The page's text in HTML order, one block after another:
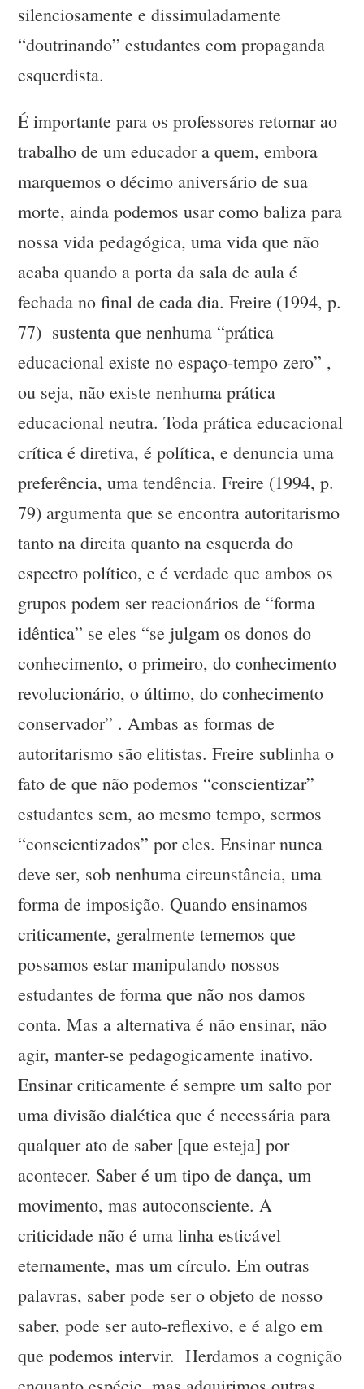
silenciosamente e dissimuladamente
“doutrinando” estudantes com propaganda
esquerdista.
É importante para os professores retornar ao
trabalho de um educador a quem, embora
marquemos o décimo aniversário de sua
morte, ainda podemos usar como baliza para
nossa vida pedagógica, uma vida que não
acaba quando a porta da sala de aula é
fechada no final de cada dia. Freire (1994, p.
77) sustenta que nenhuma “prática
educacional existe no espaço-tempo zero” ,
ou seja, não existe nenhuma prática
educacional neutra. Toda prática educacional
crítica é diretiva, é política, e denuncia uma
preferência, uma tendência. Freire (1994, p.
79) argumenta que se encontra autoritarismo
tanto na direita quanto na esquerda do
espectro político, e é verdade que ambos os
grupos podem ser reacionários de “forma
idêntica” se eles “se julgam os donos do
conhecimento, o primeiro, do conhecimento
revolucionário, o último, do conhecimento
conservador” . Ambas as formas de
autoritarismo são elitistas. Freire sublinha o
fato de que não podemos “conscientizar”
estudantes sem, ao mesmo tempo, sermos
“conscientizados” por eles. Ensinar nunca
deve ser, sob nenhuma circunstância, uma
forma de imposição. Quando ensinamos
criticamente, geralmente tememos que
possamos estar manipulando nossos
estudantes de forma que não nos damos
conta. Mas a alternativa é não ensinar, não
agir, manter-se pedagogicamente inativo.
Ensinar criticamente é sempre um salto por
uma divisão dialética que é necessária para
qualquer ato de saber [que esteja] por
acontecer. Saber é um tipo de dança, um
movimento, mas autoconsciente. A
criticidade não é uma linha esticável
eternamente, mas um círculo. Em outras
palavras, saber pode ser o objeto de nosso
saber, pode ser auto-reflexivo, e é algo em
que podemos intervir. Herdamos a cognição